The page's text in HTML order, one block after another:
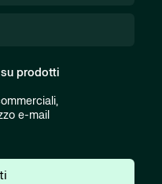
prodotti
e-mail